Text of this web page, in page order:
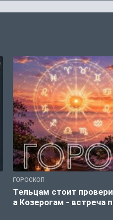
ГОРОСКОП
Тельцам стоит
а Козерогам - встреча